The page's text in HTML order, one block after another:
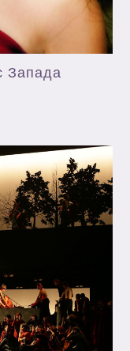
Запада